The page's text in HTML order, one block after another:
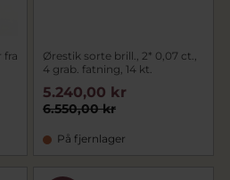
fra
Ørestik sorte brill., 2* 0,07 ct.,
4 grab. fatning, 14 kt.
6.550,00 kr
5.240,00 kr
På fjernlager